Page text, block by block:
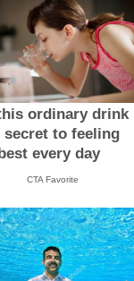
ordinary drink
secret to feeling
every day
CTA Favorite